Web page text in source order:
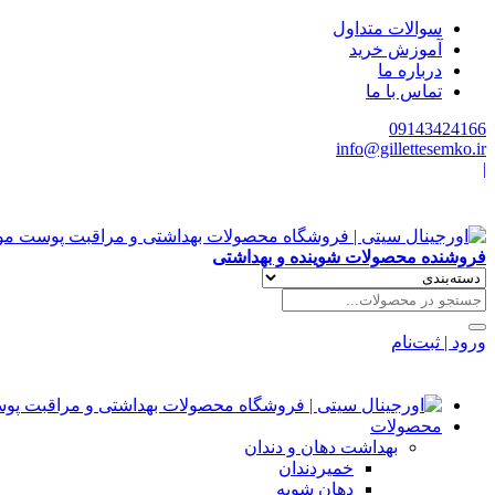
سوالات متداول
آموزش خرید
درباره ما
تماس با ما
09143424166
info@gillettesemko.ir
|
فروشنده محصولات شوینده و بهداشتی
ورود | ثبت‌نام
محصولات
بهداشت دهان و دندان
خمیردندان
دهان شویه